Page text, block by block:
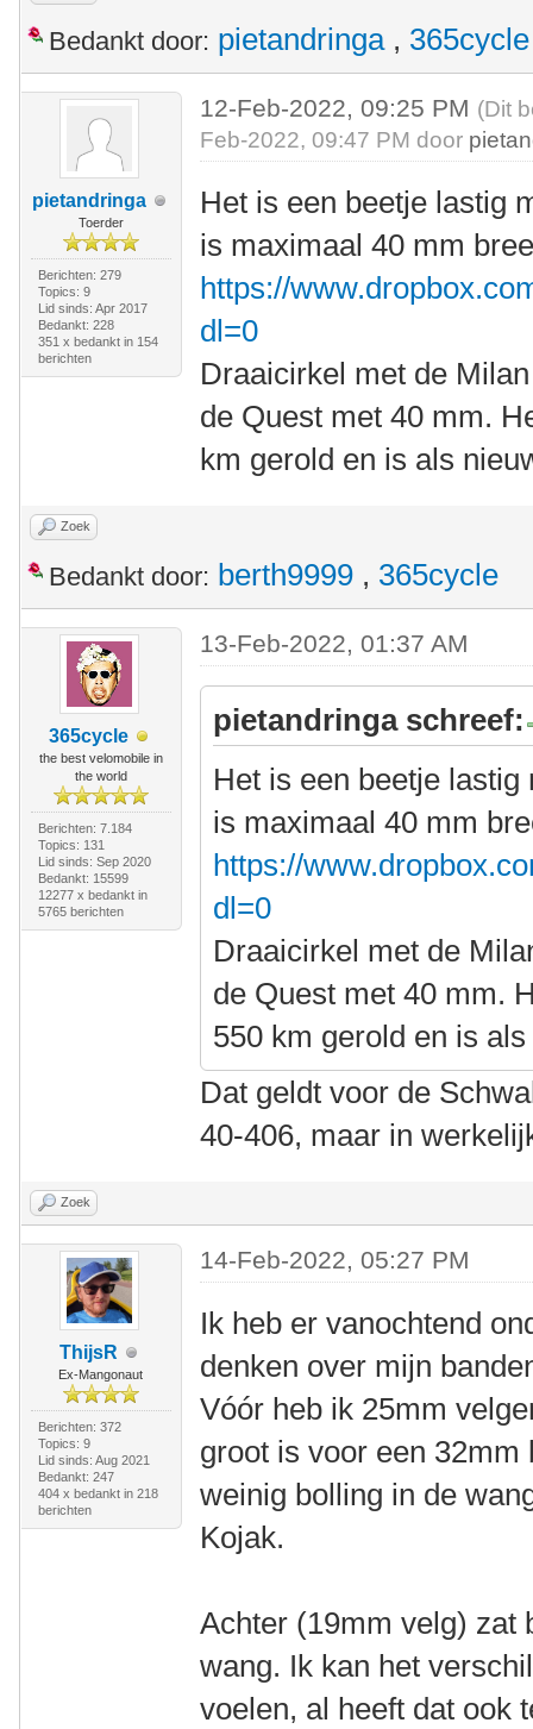
Bedankt door: pietandringa, 365cycle
pietandringa
Toerder
Berichten: 279
Topics: 9
Lid sinds: Apr 2017
Bedankt: 228
351 x bedankt in 154
berichten
12-Feb-2022, 09:25 PM (Dit
Feb-2022, 09:47 PM door
Het is een beetje lastig
is maximaal 40 mm
https://
dl=0
Draaicirkel met de
de Quest met 40 mm.
km gerold en is als
Zoek
Bedankt door: berth9999 , 365cycle
365cycle
the best velomobile in
the world
Berichten: 7.184
Topics: 131
Lid sinds: Sep 2020
Bedankt: 15599
12277 x bedankt in
5765 berichten
13-Feb-2022, 01:37 AM
pietandringa schreef:
Het is een beetje
is maximaal 40 mm
https://
dl=0
Draaicirkel met de
de Quest met 40 mm.
550 km gerold en is
Dat geldt voor de
40-406, maar in
Zoek
ThijsR
Ex-Mangonaut
Berichten: 372
Topics: 9
Lid sinds: Aug 2021
Bedankt: 247
404 x bedankt in 218
berichten
14-Feb-2022, 05:27 PM
Ik heb er vanochtend
denken over mijn
Vóór heb ik 25mm
groot is voor een
weinig bolling in de
Kojak.
Achter (19mm velg) zat
wang. Ik kan het
voelen, al heeft dat ook